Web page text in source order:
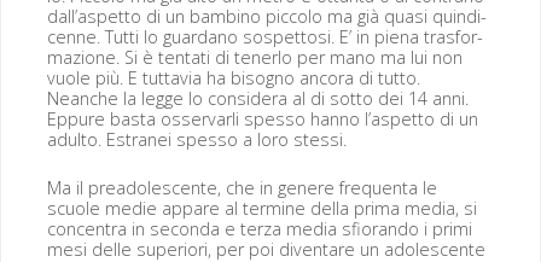
dall’aspetto di un bam­bi­no pic­co­lo ma già qua­si quindi­
cenne. Tut­ti lo guardano sospet­tosi. E’ in piena trasfor­
mazione. Si è ten­tati di ten­er­lo per mano ma lui non
vuole più. E tut­tavia ha bisog­no anco­ra di tut­to.
Neanche la legge lo con­sid­era al di sot­to dei 14 anni.
Eppure bas­ta osser­var­li spes­so han­no l’aspetto di un
adul­to. Estranei spes­so a loro stessi.
Ma il pread­o­les­cente, che in genere fre­quen­ta le
scuole medie appare al ter­mine del­la pri­ma media, si
con­cen­tra in sec­on­da e terza media sfio­ran­do i pri­mi
mesi delle supe­ri­ori, per poi diventare un ado­les­cente